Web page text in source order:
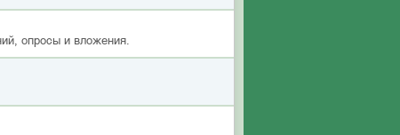
опросы и вложения.